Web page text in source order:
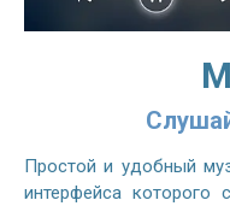
Простой и удобный
интерфейса которого